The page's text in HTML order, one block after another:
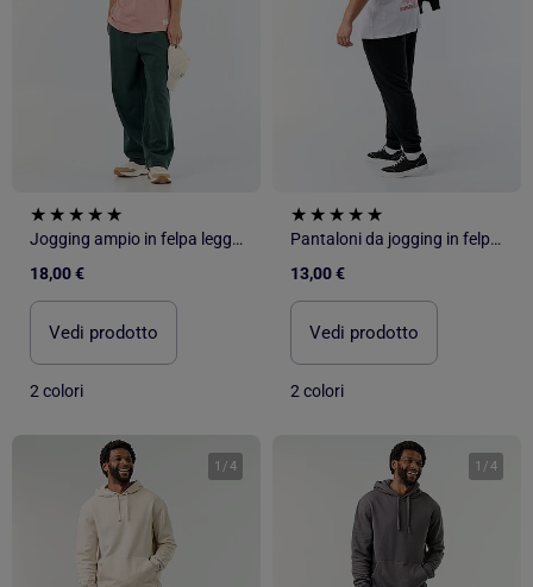
Jogging ampio in felpa leggera
18,00 €
Vedi prodotto
2 colori
Pantaloni da jogging in felpa garzata
13,00 €
Vedi prodotto
2 colori
1 /4 1 /4